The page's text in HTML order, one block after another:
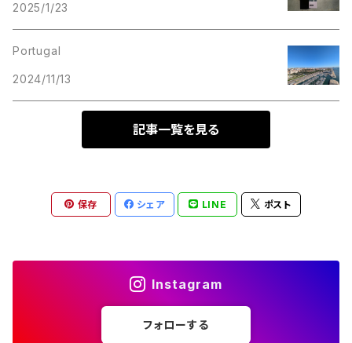
2025/1/23
Portugal
2024/11/13
記事一覧を見る
保存 シェア LINE ポスト
Instagram
フォローする